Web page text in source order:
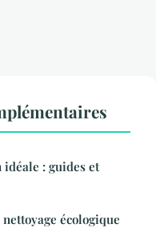
: guides et
écologique